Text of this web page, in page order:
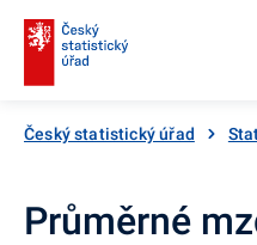
Český statistický úřad
Průměrné